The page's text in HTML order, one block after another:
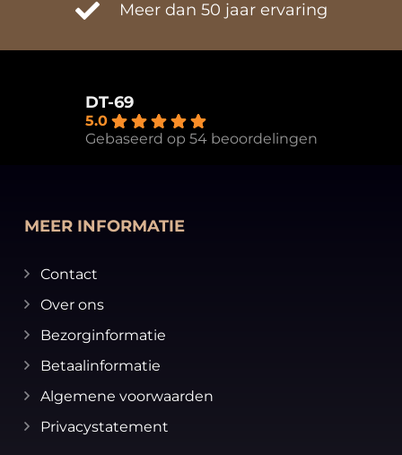
Meer dan 50 jaar ervaring
DT-69
5.0
Gebaseerd op 54 beoordelingen
MEER INFORMATIE
Contact
Over ons
Bezorginformatie
Betaalinformatie
Algemene voorwaarden
Privacystatement